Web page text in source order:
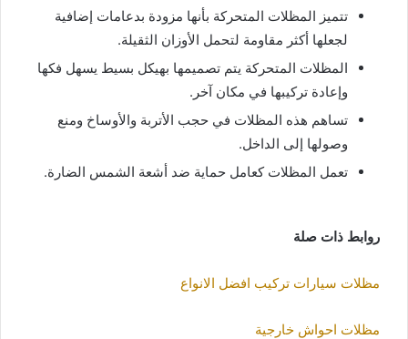
تتميز المظلات المتحركة بأنها مزودة بدعامات إضافية
لجعلها أكثر مقاومة لتحمل الأوزان الثقيلة.
المظلات المتحركة يتم تصميمها بهيكل بسيط يسهل فكها
وإعادة تركيبها في مكان آخر.
تساهم هذه المظلات في حجب الأتربة والأوساخ ومنع
وصولها إلى الداخل.
تعمل المظلات كعامل حماية ضد أشعة الشمس الضارة.
روابط ذات صلة
مظلات سيارات تركيب افضل الانواع
مظلات احواش خارجية